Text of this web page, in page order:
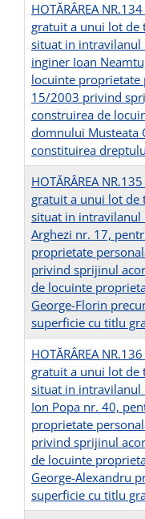
HOTĂRÂREA
gratuit a unui lot de
situat in intravilanul
inginer Ioan
locuinte proprietate
15/2003 privind
construirea de
domnului Musteata
constituirea
HOTĂRÂREA
gratuit a unui lot de
situat in intravilanul
Arghezi nr. 17,
proprietate
privind sprijinul
de locuinte
George-Florin
superficie cu titlu
HOTĂRÂREA
gratuit a unui lot de
situat in intravilanul
Ion Popa nr. 40,
proprietate
privind sprijinul
de locuinte
George-Alexandru
superficie cu titlu